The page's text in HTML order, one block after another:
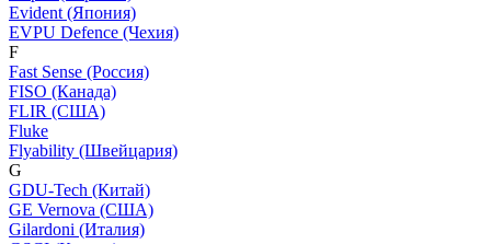
Evident (Япония)
EVPU Defence (Чехия)
F
Fast Sense (Россия)
FISO (Канада)
FLIR (США)
Fluke
Flyability (Швейцария)
G
GDU-Tech (Китай)
GE Vernova (США)
Gilardoni (Италия)